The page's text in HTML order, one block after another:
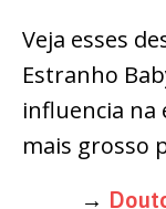
Veja esses
Estranho
influencia na
mais grosso
→